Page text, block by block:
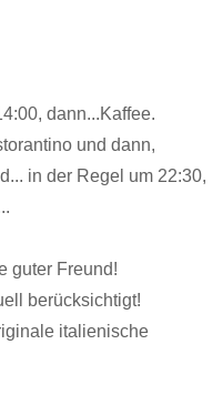
dann...Kaffee.
und dann,
in der Regel um 22:30,
guter Freund!
berücksichtigt!
italienische